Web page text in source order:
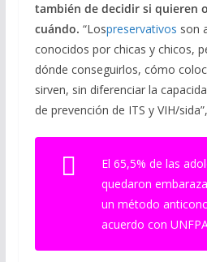
también de decidir si quieren
cuándo. “Lospreservativos son
conocidos por chicas y chicos,
dónde conseguirlos, cómo
sirven, sin diferenciar la
de prevención de ITS y VIH/
El 65,5% de las
quedaron
un método
acuerdo con